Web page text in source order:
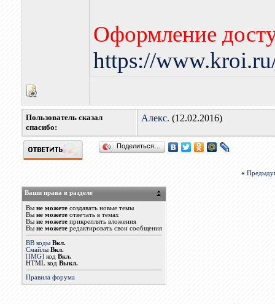
Оформление
https://
Пользователь сказал
cпасибо:
Алекс. (12.02.2016)
Поделиться…
«
Ваши права в разделе
Вы не можетесоздавать новые темы
Вы не можетеотвечать в темах
Вы не можетеприкреплять вложения
Вы не можетередактировать свои сообщения
BB коды Вкл.
Смайлы Вкл.
[IMG] код Вкл.
HTML код Выкл.
Правила форума